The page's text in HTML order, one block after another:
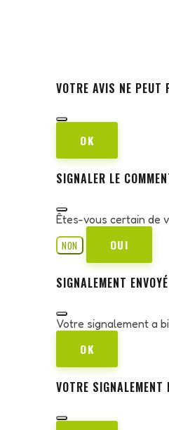
VOTRE AVIS NE PEUT
OK
SIGNALER LE
Êtes-vous certain de
NON
OUI
SIGNALEMENT ENVOYÉ
Votre signalement a
OK
VOTRE SIGNALEMENT